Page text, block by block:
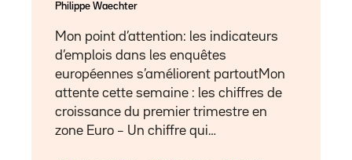
Philippe Waechter
Mon point d’attention: les indicateurs
d’emplois dans les enquêtes
européennes s’améliorent partoutMon
attente cette semaine : les chiffres de
croissance du premier trimestre en
zone Euro – Un chiffre qui…